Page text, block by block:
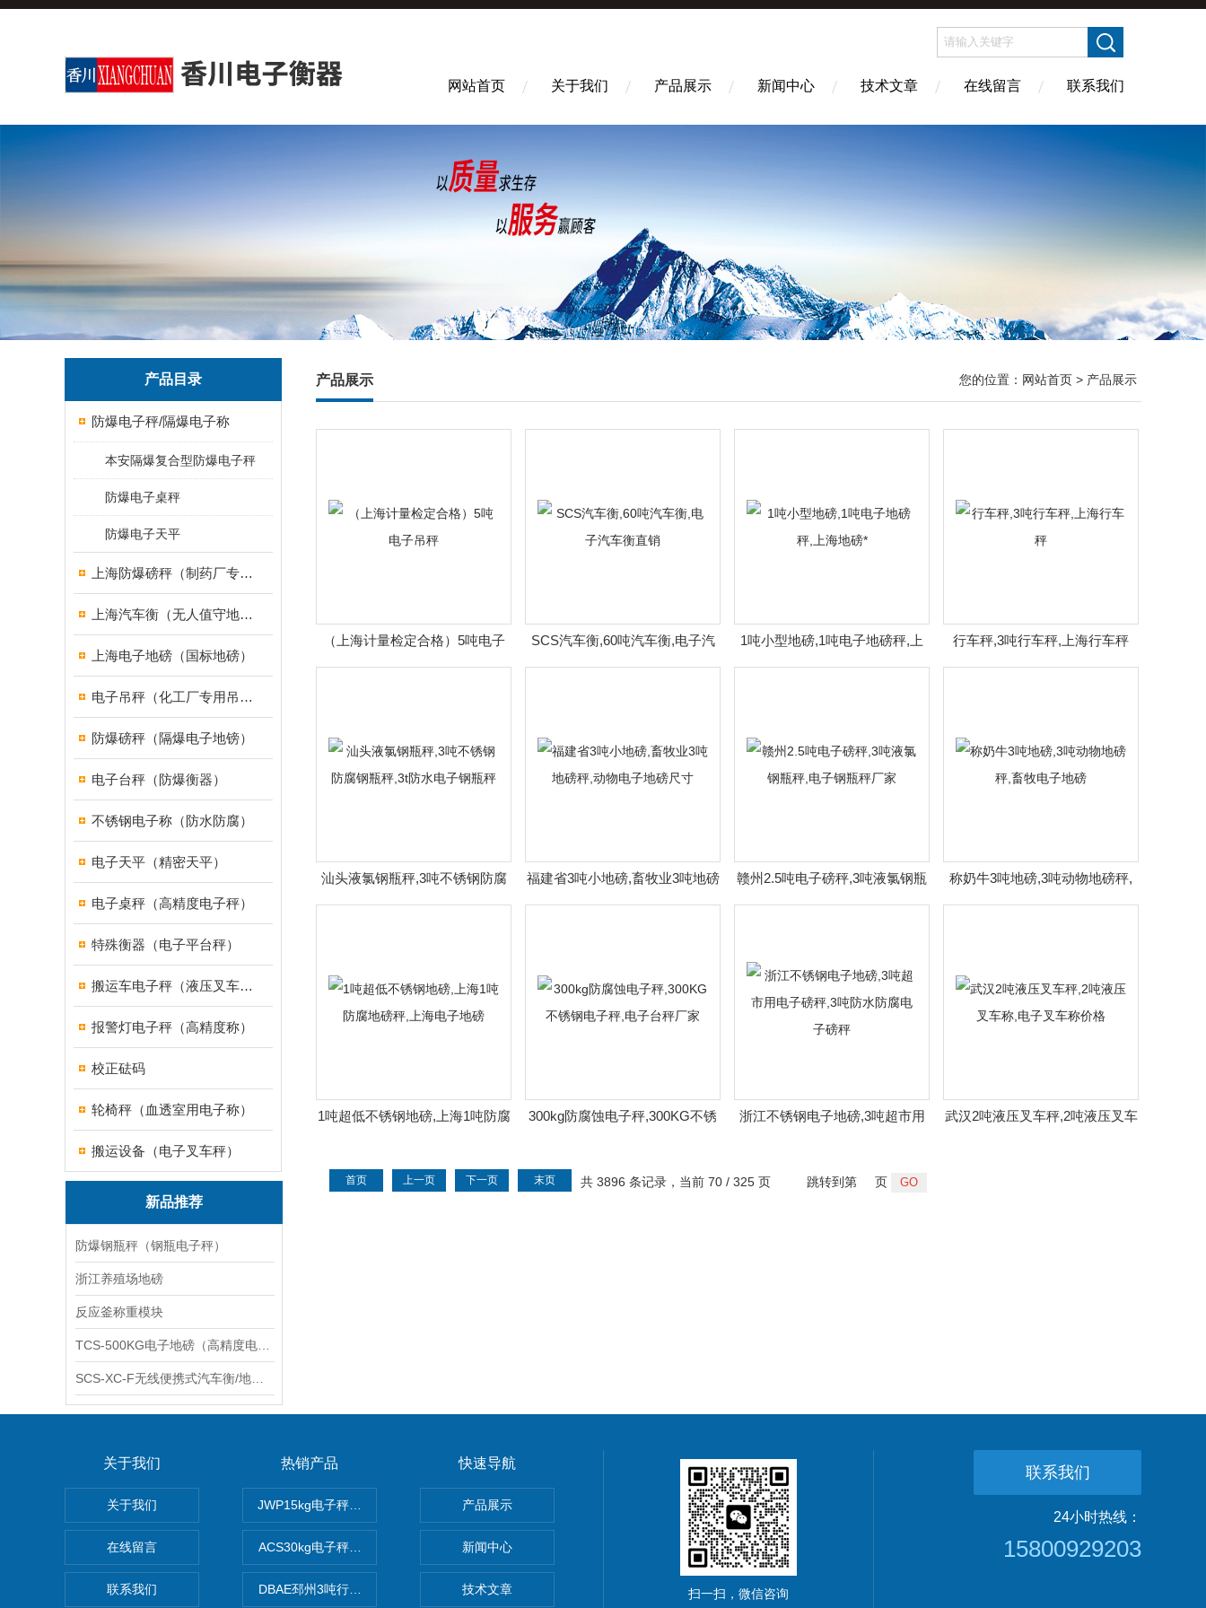
网站首页 关于我们 产品展示 新闻中心 技术文章 在线留言 联系我们
产品目录
防爆电子秤/隔爆电子称
本安隔爆复合型防爆电子秤
防爆电子桌秤
防爆电子天平
上海防爆磅秤（制药厂专用）
上海汽车衡（无人值守地磅）
上海电子地磅（国标地磅）
电子吊秤（化工厂专用吊秤）
防爆磅秤（隔爆电子地镑）
电子台秤（防爆衡器）
不锈钢电子称（防水防腐）
电子天平（精密天平）
电子桌秤（高精度电子秤）
特殊衡器（电子平台秤）
搬运车电子秤（液压叉车电子称）
报警灯电子秤（高精度称）
校正砝码
轮椅秤（血透室用电子称）
搬运设备（电子叉车秤）
新品推荐
防爆钢瓶秤（钢瓶电子秤）
浙江养殖场地磅
反应釜称重模块
产品展示 您的位置： 网站首页 > 产品展示
（上海计量检定合格）5吨电子
吊秤
SCS汽车衡,60吨汽车衡,电子汽
车衡直销
1吨小型地磅,1吨电子地磅秤,上
海地磅*
行车秤,3吨行车秤,上海行车秤
汕头液氯钢瓶秤,3吨不锈钢防腐
钢瓶秤,3t防水电子钢瓶秤
福建省3吨小地磅,畜牧业3吨地磅
秤,动物电子地磅尺寸
赣州2.5吨电子磅秤,3吨液氯钢瓶
秤,电子钢瓶秤厂家
称奶牛3吨地磅,3吨动物地磅秤,
畜牧电子地磅
1吨超低不锈钢地磅,上海1吨防腐
300kg防腐蚀电子秤,300KG不锈
浙江不锈钢电子地磅,3吨超市用
武汉2吨液压叉车秤,2吨液压叉车
共 3896 条记录，当前 70 / 325 页
首页 上一页 下一页 末页 跳转到第 页
关于我们
关于我们
在线留言
联系我们
热销产品
JWP15kg电子秤价格,15公斤电子秤价钱,15KG电子称报价
ACS30kg电子秤价格,30公斤电子秤价钱,30KG电子称报价
DBAE邳州3吨行车电子吊秤、常州10吨行车电子吊秤、金坛15吨电子吊钩秤厂价优惠
快速导航
产品展示
新闻中心
技术文章 扫一扫，微信咨询
联系我们
24小时热线：
15800929203